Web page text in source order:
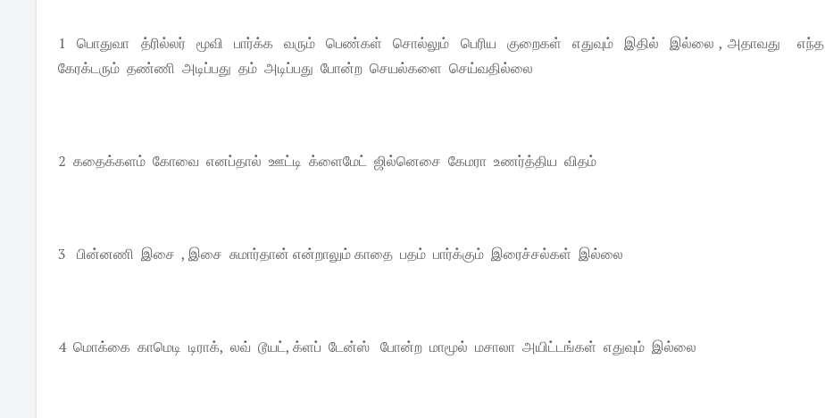
1 பொதுவா த்ரில்லர் மூவி பார்க்க வரும் பெண்கள் சொல்லும் பெரிய குறைகள் எதுவும் இதில் இல்லை , அதாவது எந்த
கேரக்டரும் தண்ணி அடிப்பது தம் அடிப்பது போன்ற செயல்களை செய்வதில்லை
2 கதைக்களம் கோவை எனப்தால் ஊட்டி க்ளைமேட் ஜில்னெசை கேமரா உணர்த்திய விதம்
3 பின்னணி இசை , இசை சுமார்தான் என்றாலும் காதை பதம் பார்க்கும் இரைச்சல்கள் இல்லை
4 மொக்கை காமெடி டிராக், லவ் டூயட், க்ளப் டேன்ஸ் போன்ற மாமூல் மசாலா அயிட்டங்கள் எதுவும் இல்லை